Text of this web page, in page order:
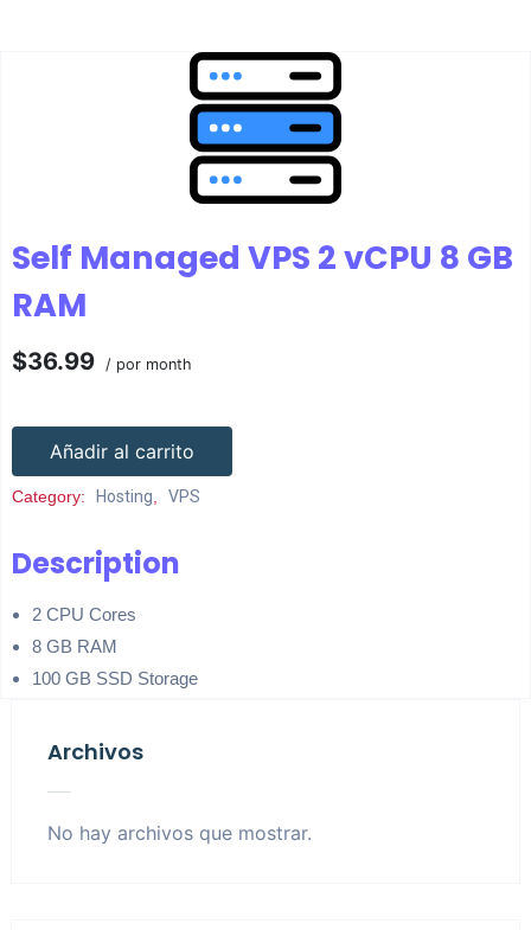
Self Managed VPS 2 vCPU 8 GB
RAM
$36.99 / por month
Añadir al carrito
Category: Hosting VPS
Description
2 CPU Cores
8 GB RAM
100 GB SSD Storage
Archivos
No hay archivos que mostrar.